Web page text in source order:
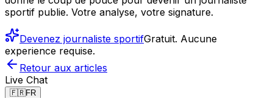
sportif publie. Votre analyse, votre signature.
Devenez journaliste sportifGratuit. Aucune
experience requise.
Retour aux articles
Live Chat
🇫🇷FR